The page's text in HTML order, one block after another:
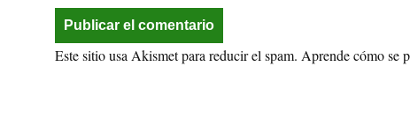
Este sitio usa Akismet para reducir el spam. Aprende cómo se